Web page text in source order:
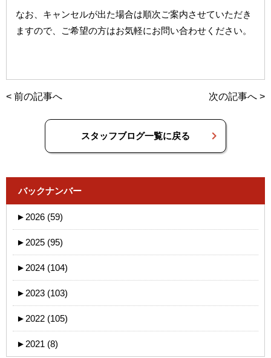
なお、キャンセルが出た場合は順次ご案内させていただき
ますので、ご希望の方はお気軽にお問い合わせください。
< 前の記事へ 次の記事へ >
スタッフブログ一覧に戻る
バックナンバー
► 2026 (59)
► 2025 (95)
► 2024 (104)
► 2023 (103)
► 2022 (105)
► 2021 (8)